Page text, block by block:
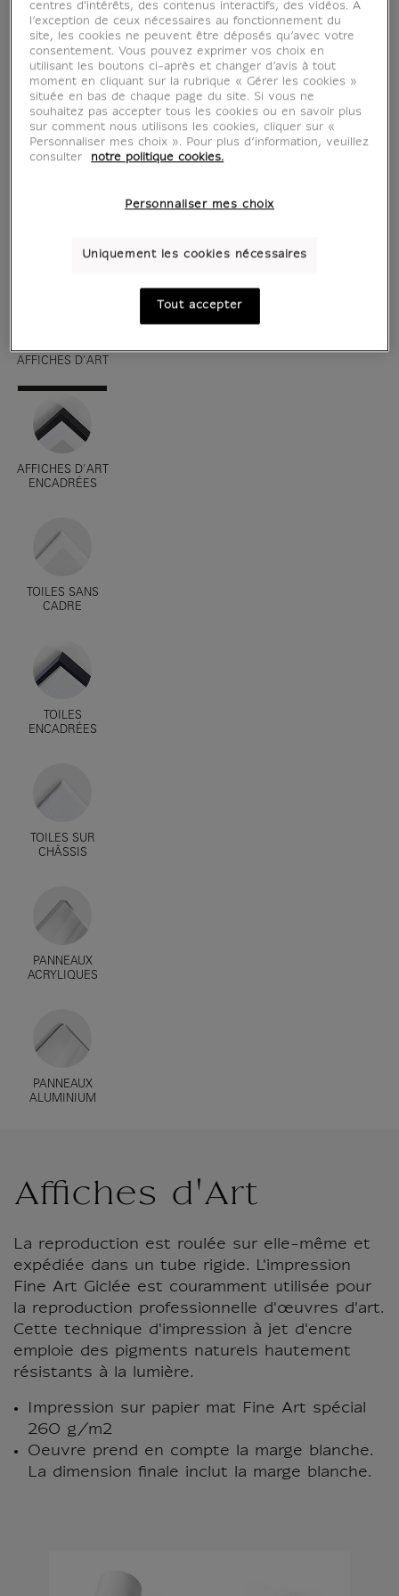
AFFICHES D'ART
AFFICHES D'ART
ENCADRÉES
TOILES SANS
CADRE
TOILES
ENCADRÉES
TOILES SUR
CHÂSSIS
PANNEAUX
ACRYLIQUES
PANNEAUX
ALUMINIUM
Affiches d'Art
La reproduction est roulée sur elle-même et
expédiée dans un tube rigide. L'impression
Fine Art Giclée est couramment utilisée pour
la reproduction professionnelle d'œuvres d'art.
Cette technique d'impression à jet d'encre
emploie des pigments naturels hautement
résistants à la lumière.
Impression sur papier mat Fine Art spécial
260 g/m2
Oeuvre prend en compte la marge blanche.
La dimension finale inclut la marge blanche.
centres d'intérêts, des contenus interactifs, des vidéos. A
l’exception de ceux nécessaires au fonctionnement du
site, les cookies ne peuvent être déposés qu’avec votre
consentement. Vous pouvez exprimer vos choix en
utilisant les boutons ci-après et changer d’avis à tout
moment en cliquant sur la rubrique « Gérer les cookies »
située en bas de chaque page du site. Si vous ne
souhaitez pas accepter tous les cookies ou en savoir plus
sur comment nous utilisons les cookies, cliquer sur «
Personnaliser mes choix ». Pour plus d’information, veuillez
consulter
notre politique cookies.
Personnaliser mes choix
Uniquement les cookies nécessaires
Tout accepter